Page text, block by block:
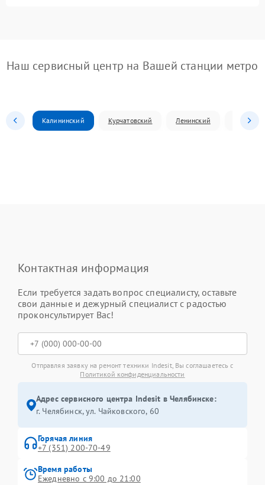
Наш сервисный центр на Вашей станции метро
Калининский Курчатовский Ленинский
Контактная информация
Если требуется задать вопрос специалисту, оставьте
свои данные и дежурный специалист с радостью
проконсультирует Вас!
Отправляя заявку на ремонт техники Indesit, Вы соглашаетесь с
Политикой конфиденциальности
Адрес сервисного центра Indesit в Челябинске:
г. Челябинск, ул. Чайковского, 60
Горячая линия
+7 (351) 200-70-49
Время работы
Ежедневно с 9:00 до 21:00